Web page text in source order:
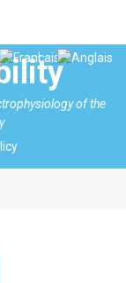
of the